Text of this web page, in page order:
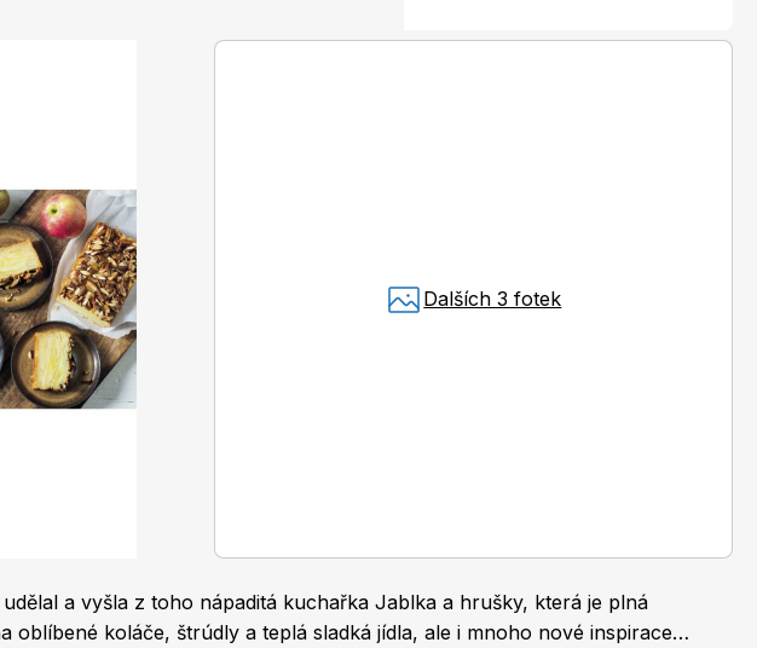
Dalších 3 fotek
a vyšla z toho nápaditá kuchařka Jablka a hrušky, která je plná